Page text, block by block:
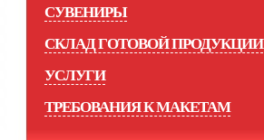
СУВЕНИРЫ
СКЛАД ГОТОВОЙ ПРОДУКЦИИ
УСЛУГИ
ТРЕБОВАНИЯ К МАКЕТАМ